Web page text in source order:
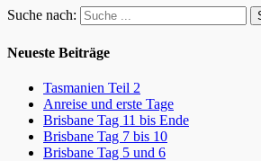
Suche nach:
Neueste Beiträge
Tasmanien Teil 2
Anreise und erste Tage
Brisbane Tag 11 bis Ende
Brisbane Tag 7 bis 10
Brisbane Tag 5 und 6